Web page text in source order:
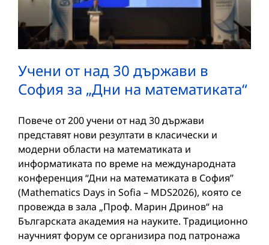
Учени от над 30 държави в
София за „Дни на математиката“
Повече от 200 учени от над 30 държави
представят нови резултати в класически и
модерни области на математиката и
информатиката по време на международната
конференция “Дни на математиката в София”
(Mathematics Days in Sofia – MDS2026), която се
провежда в зала „Проф. Марин Дринов“ на
Българската академия на науките. Традиционно
научният форум се организира под патронажа